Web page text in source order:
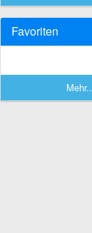
Favoriten